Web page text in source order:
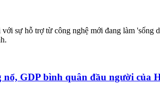
sự hỗ trợ từ công nghệ mới đang làm
GDP bình quân đầu người của